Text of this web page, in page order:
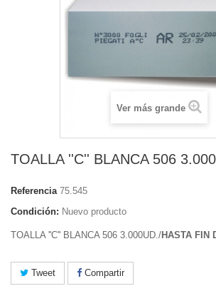
Ver más grande
TOALLA ''C'' BLANCA 506
Referencia 75.545
Condición: Nuevo producto
TOALLA ''C'' BLANCA 506 3.000UD./HASTA FIN
Tweet Compartir